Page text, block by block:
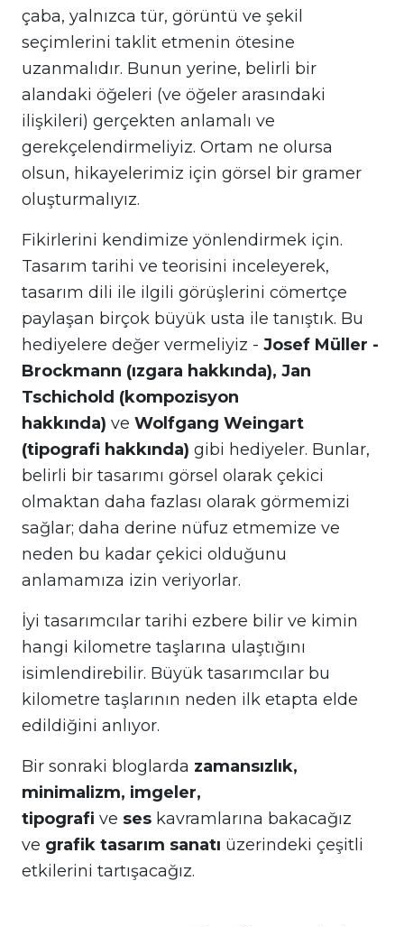
çaba, yalnızca tür, görüntü ve şekil
seçimlerini taklit etmenin ötesine
uzanmalıdır. Bunun yerine, belirli bir
alandaki öğeleri (ve öğeler arasındaki
ilişkileri) gerçekten anlamalı ve
gerekçelendirmeliyiz. Ortam ne olursa
olsun, hikayelerimiz için görsel bir gramer
oluşturmalıyız.
Fikirlerini kendimize yönlendirmek için.
Tasarım tarihi ve teorisini inceleyerek,
tasarım dili ile ilgili görüşlerini cömertçe
paylaşan birçok büyük usta ile tanıştık. Bu
hediyelere değer vermeliyiz - Josef Müller -
Brockmann (ızgara hakkında), Jan
Tschichold (kompozisyon
hakkında) ve Wolfgang Weingart
(tipografi hakkında) gibi hediyeler. Bunlar,
belirli bir tasarımı görsel olarak çekici
olmaktan daha fazlası olarak görmemizi
sağlar; daha derine nüfuz etmemize ve
neden bu kadar çekici olduğunu
anlamamıza izin veriyorlar.
İyi tasarımcılar tarihi ezbere bilir ve kimin
hangi kilometre taşlarına ulaştığını
isimlendirebilir. Büyük tasarımcılar bu
kilometre taşlarının neden ilk etapta elde
edildiğini anlıyor.
Bir sonraki bloglarda zamansızlık,
minimalizm, imgeler,
tipografi ve ses kavramlarına bakacağız
ve grafik tasarım sanatı üzerindeki çeşitli
etkilerini tartışacağız.